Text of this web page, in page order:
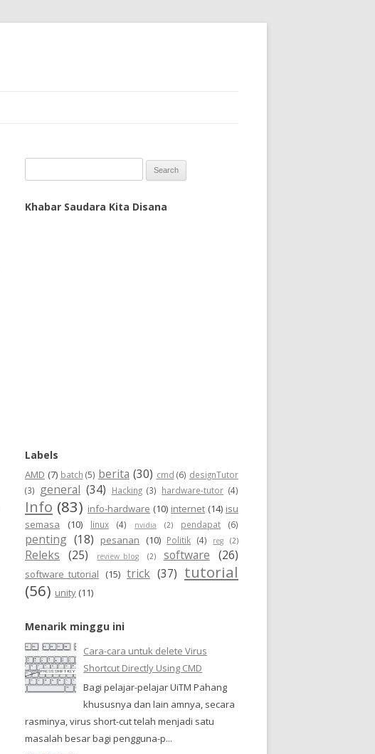
Khabar Saudara Kita Disana
Labels
AMD (7) batch (5) berita (30) cmd (6) designTutor
(3) general (34) Hacking (3) hardware-tutor (4)
Info (83) info-hardware (10) internet (14) isu
semasa
(10) linux (4) nvidia (2) pendapat (6)
penting (18) pesanan (10) Politik (4) reg (2)
Releks (25) review_blog (2) software (26)
software_tutorial (15) trick (37) tutorial
(56) unity (11)
Menarik minggu ini
Cara-cara untuk delete Virus
Shortcut Directly Using CMD
Bagi pelajar-pelajar UiTM Pahang
khususnya dan lain amnya, secara
rasminya, virus short-cut telah menjadi satu
masalah besar bagi pengguna-p...